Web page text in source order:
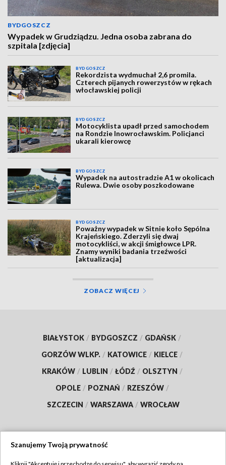
BYDGOSZCZ
Wypadek w Grudziądzu. Jedna osoba zabrana do
szpitala [zdjęcia]
BYDGOSZCZ
Rekordzista wydmuchał 2,6 promila.
Czterech pijanych rowerzystów w rękach
włocławskiej policji
BYDGOSZCZ
Motocyklista upadł przed samochodem
na Rondzie Inowrocławskim. Policjanci
ukarali kierowcę
BYDGOSZCZ
Wypadek na autostradzie A1 w okolicach
Rulewa. Dwie osoby poszkodowane
BYDGOSZCZ
Poważny wypadek w Sitnie koło Sępólna
Krajeńskiego. Zderzyli się dwaj
motocykliści, w akcji śmigłowce LPR.
Znamy wyniki badania trzeźwości
[aktualizacja]
ZOBACZ WIĘCEJ
BIAŁYSTOK / BYDGOSZCZ / GDAŃSK /
GORZÓW WLKP. / KATOWICE / KIELCE /
KRAKÓW / LUBLIN / ŁÓDŹ / OLSZTYN /
OPOLE / POZNAŃ / RZESZÓW /
SZCZECIN / WARSZAWA / WROCŁAW
Szanujemy Twoją prywatność